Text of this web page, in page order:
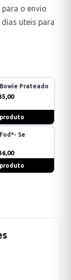
o envio
uteis para
Prateado
Se